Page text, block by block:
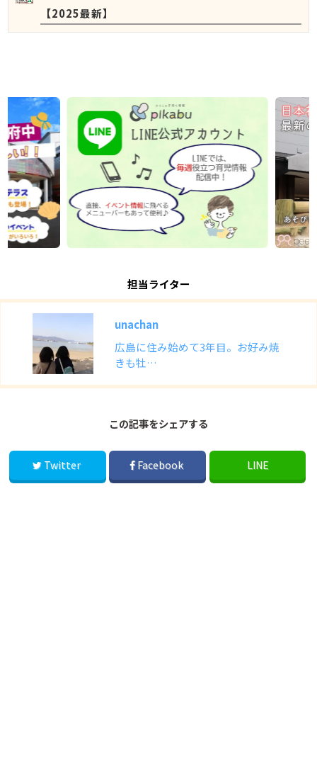
【2025最新】
担当ライター
unachan
広島に住み始めて3年目。お好み焼
きも牡…
この記事をシェアする
Twitter Facebook LINE